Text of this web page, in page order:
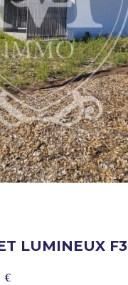
LUMINEUX